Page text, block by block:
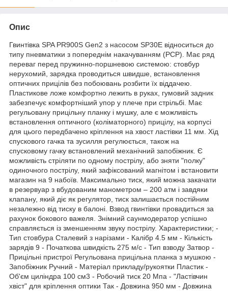
Опис
Гвинтівка SPA PR900S Gen2 з насосом SP30E відноситься до
типу пневматики з попереднім накачуванням (РСР). Має ряд
переваг перед пружинно-поршневою системою: стовбур
нерухомий, зарядка проводиться швидше, встановлення
оптичних прицілів без побоювань розбити їх віддачею.
Пластикове ложе комфортно лежить в руках, гумовий задник
забезпечує комфортніший упор у плече при стрільбі. Має
регульовану прицільну планку і мушку, але є можливість
встановлення оптичного (коліматорного) прицілу, на корпусі
для цього передбачено кріплення на хвост ластівки 11 мм. Хід
спускового гачка та зусилля регулюється, також на
спусковому гачку встановлений механічний запобіжник. Є
можливість стріляти по одному пострілу, або зняти "полку"
одиночного пострілу, який зафіксований магнітом і встановити
магазин на 9 набоїв. Максимально тиск, який можна закачати
в резервуар з вбудованим манометром – 200 атм і завдяки
клапану, який діє як регулятор, тиск залишається постійним
незалежно від тиску в балоні. Взвод гвинтівки провадиться за
рахунок бокового важеля. Знімний саунмодератор успішно
справляється із зменшенням звуку пострілу. Характеристики; -
Тип стовбура Сталевий з нарізами - Калібр 4.5 мм - Кількість
зарядів 9 - Початкова швидкість 275 м/с - Тип взводу Затвор -
Прицільні пристрої Регульована прицільна планка з мушкою -
Запобіжник Ручний - Матеріал прикладу/рукоятки Пластик -
Об'єм циліндра 100 см3 - Робочий тиск 20 Мпа - "Ластівчин
хвіст" для кріплення оптики Так - Довжина 950 мм - Довжина